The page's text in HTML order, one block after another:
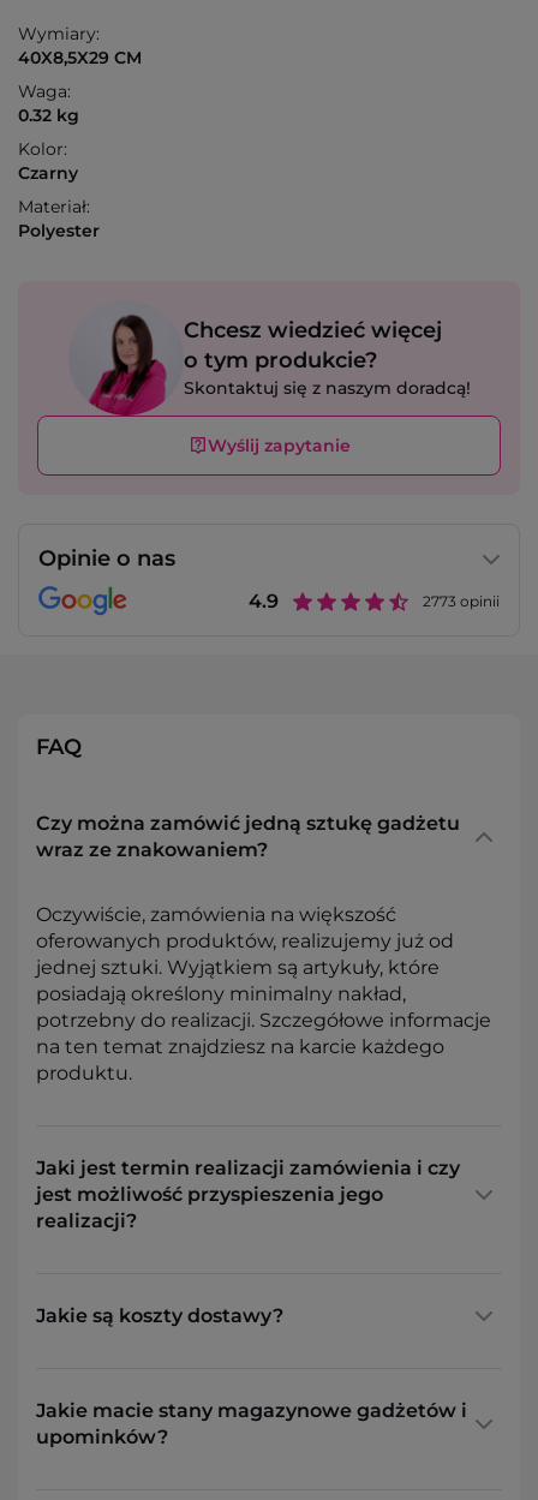
Wymiary:
40X8,5X29 CM
Waga:
0.32 kg
Kolor:
Czarny
Materiał:
Polyester
Chcesz wiedzieć więcej
o tym produkcie?
Skontaktuj się z naszym doradcą!
Wyślij zapytanie
Opinie o nas
4.9 2773 opinii
FAQ
Czy można zamówić jedną sztukę gadżetu
wraz ze znakowaniem?
Oczywiście, zamówienia na większość
oferowanych produktów, realizujemy już od
jednej sztuki. Wyjątkiem są artykuły, które
posiadają określony minimalny nakład,
potrzebny do realizacji. Szczegółowe informacje
na ten temat znajdziesz na karcie każdego
produktu.
Jaki jest termin realizacji zamówienia i czy
jest możliwość przyspieszenia jego
realizacji?
Jakie są koszty dostawy?
Jakie macie stany magazynowe gadżetów i
upominków?